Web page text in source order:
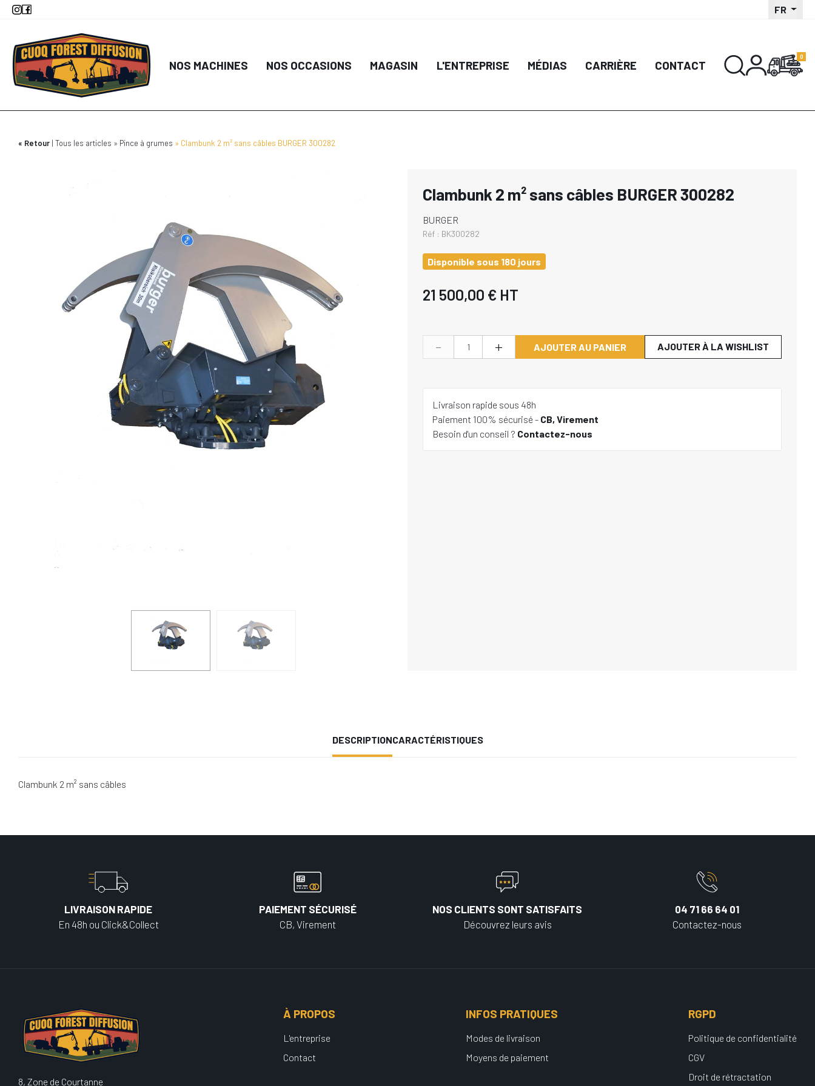
Aller
principal
FR
NOS MACHINES NOS OCCASIONS MAGASIN L'ENTREPRISE MÉDIAS CARRIÈRE CONTACT
Retour Tous les articles Pince à grumes Clambunk 2 m² sans câbles BURGER 300282
Clambunk 2 m² sans câbles BURGER 300282
BURGER
Réf : BK300282
Disponible sous 180 jours
21 500,00 € HT
- + AJOUTER AU PANIER AJOUTER À LA WISHLIST
Livraison rapide sous 48h
Paiement 100% sécurisé - CB, Virement
Besoin d'un conseil ? Contactez-nous
DESCRIPTIONCARACTÉRISTIQUES
Clambunk 2 m² sans câbles
LIVRAISON RAPIDE
En 48h ou Click&Collect
PAIEMENT SÉCURISÉ
CB, Virement
NOS CLIENTS SONT SATISFAITS
Découvrez leurs avis
04 71 66 64 01
Contactez-nous
8, Zone de Courtanne
À PROPOS
L'entreprise
Contact
INFOS PRATIQUES
Modes de livraison
Moyens de paiement
RGPD
Politique de confidentialité
CGV
Droit de rétractation